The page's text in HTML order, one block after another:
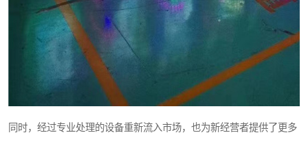
同时，经过专业处理的设备重新流入市场，也为新经营者提供了更多